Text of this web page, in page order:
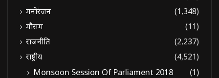
मनोरंजन
(1,348)
मौसम
(11)
राजनीति
(2,237)
राष्ट्रीय
(4,521)
Monsoon Session Of Parliament 2018
(1)